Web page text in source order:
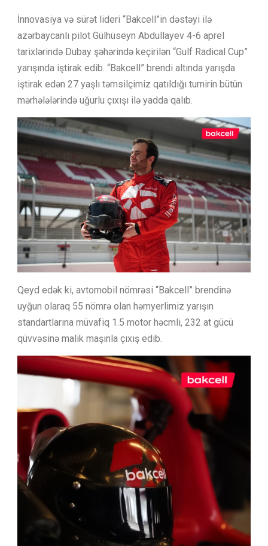
İnnovasiya və sürət lideri “Bakcell”in dəstəyi ilə
azərbaycanlı pilot Gülhüseyn Abdullayev 4-6 aprel
tarixlərində Dubay şəhərində keçirilən “Gulf Radical Cup”
yarışında iştirak edib. “Bakcell” brendi altında yarışda
iştirak edən 27 yaşlı təmsilçimiz qatıldığı turnirin bütün
mərhələlərində uğurlu çıxışı ilə yadda qalıb.
Qeyd edək ki, avtomobil nömrəsi “Bakcell” brendinə
uyğun olaraq 55 nömrə olan həmyerlimiz yarışın
standartlarına müvafiq 1.5 motor həcmli, 232 at gücü
qüvvəsinə malik maşınla çıxış edib.